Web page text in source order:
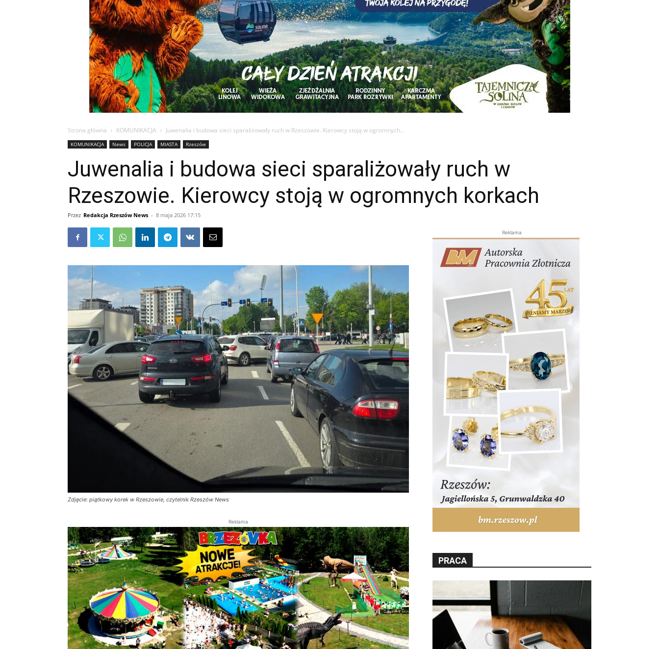
Strona główna KOMUNIKACJA Juwenalia i budowa sieci sparaliżowały ruch w Rzeszowie. Kierowcy stoją w ogromnych...
KOMUNIKACJA News POLICJA MIASTA Rzeszów
Juwenalia i budowa sieci sparaliżowały ruch w
Rzeszowie. Kierowcy stoją w ogromnych korkach
Przez Redakcja Rzeszów News - 8 maja 2026 17:15
Zdjęcie: piątkowy korek w Rzeszowie, czytelnik Rzeszów News
Reklama
Reklama
PRACA